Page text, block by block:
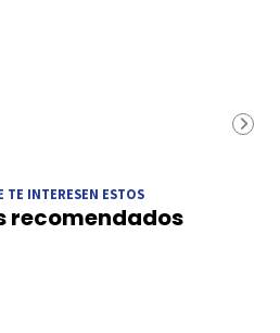
TE INTERESEN ESTOS
recomendados